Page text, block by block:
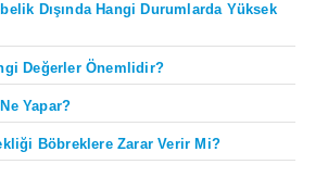
Dışında Hangi Durumlarda Yüksek
Değerler Önemlidir?
Yapar?
Böbreklere Zarar Verir Mi?